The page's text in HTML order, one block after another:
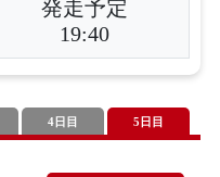
発走予定
19:40
4日目 5日目